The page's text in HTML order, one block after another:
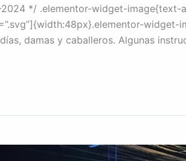
*/ .elementor-widget-
damas y caballeros. Algunas